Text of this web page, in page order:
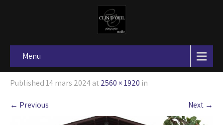
Menu
Published14 mars 2024at 2560 × 1920 in
← Previous Next →